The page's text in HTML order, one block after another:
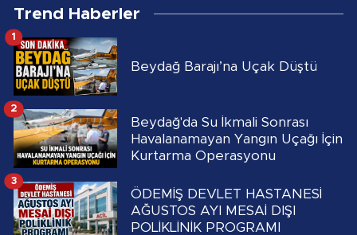
Trend Haberler
Beydağ Barajı’na Uçak Düştü
1
Beydağ'da Su İkmali Sonrası
Havalanamayan Yangın Uçağı İçin
Kurtarma Operasyonu
2
ÖDEMİŞ DEVLET HASTANESİ
AĞUSTOS AYI MESAİ DIŞI
POLİKLİNİK PROGRAMI
3